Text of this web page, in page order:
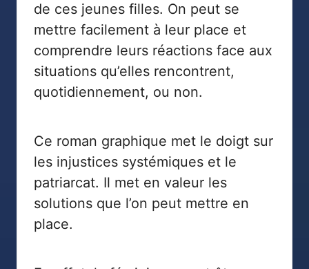
de ces jeunes filles. On peut se
mettre facilement à leur place et
comprendre leurs réactions face aux
situations qu’elles rencontrent,
quotidiennement, ou non.
Ce roman graphique met le doigt sur
les injustices systémiques et le
patriarcat. Il met en valeur les
solutions que l’on peut mettre en
place.